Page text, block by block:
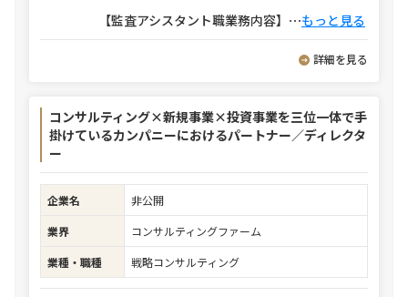
【監査アシスタント職業務内容】 ⋯もっと見る
詳細を見る
コンサルティング×新規事業×投資事業を三位一体で手
掛けているカンパニーにおけるパートナー／ディレクタ
ー
企業名
非公開
業界
コンサルティングファーム
業種・職種
戦略コンサルティング